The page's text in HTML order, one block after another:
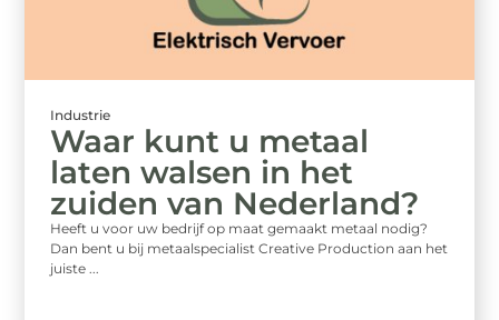
Industrie
Waar kunt u metaal
laten walsen in het
zuiden van Nederland?
Heeft u voor uw bedrijf op maat gemaakt metaal nodig?
Dan bent u bij metaalspecialist Creative Production aan het
juiste ...